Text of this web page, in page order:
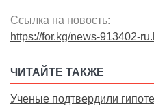
Ссылка на новость:
https://for.kg/news-913402-
ЧИТАЙТЕ ТАКЖЕ
Ученые подтвердили